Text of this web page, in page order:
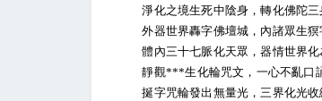
淨化之境生死中陰身，轉化佛陀三
外器世界轟字佛壇城，內諸眾生猽
體內三十七脈化天眾，器情世界化
靜觀***生化輪咒文，一心不亂口誦
挻字咒輪發出無量光，三界化光收